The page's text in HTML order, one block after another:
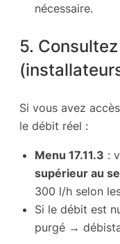
nécessaire.
5.
Si vous avez
le débit réel :
Menu 17.11.3 :
supérieur au
300 l/h selon
Si le débit est
purgé →